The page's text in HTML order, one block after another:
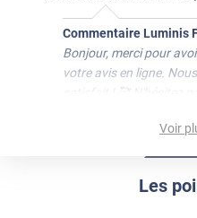
Les
Commentaire Luminis
Bonjour, merci pour
votre avis en ligne.
satisfait ! 🥰 N'hésitez
Voir